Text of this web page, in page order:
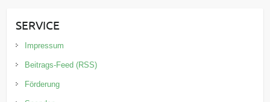
SERVICE
Impressum
Beitrags-Feed (RSS)
Förderung